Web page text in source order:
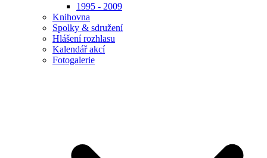
1995 - 2009
Knihovna
Spolky & sdružení
Hlášení rozhlasu
Kalendář akcí
Fotogalerie